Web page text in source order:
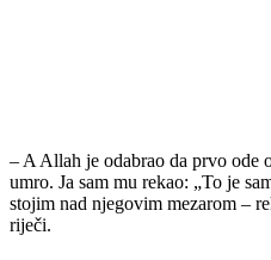
– A Allah je odabrao da prvo ode
umro. Ja sam mu rekao: „To je
stojim nad njegovim mezarom –
riječi.